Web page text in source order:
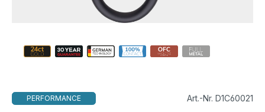
PERFORMANCE Art.-Nr. D1C60021